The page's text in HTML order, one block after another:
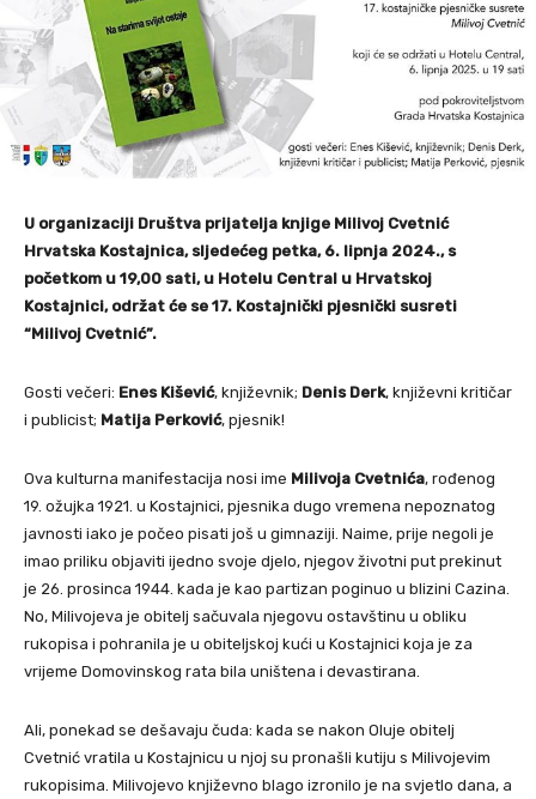
U organizaciji Društva prijatelja knjige Milivoj Cvetnić
Hrvatska Kostajnica, sljedećeg petka, 6. lipnja 2024., s
početkom u 19,00 sati, u Hotelu Central u Hrvatskoj
Kostajnici, održat će se 17. Kostajnički pjesnički susreti
“Milivoj Cvetnić”.
Gosti večeri: Enes Kišević, književnik; Denis Derk, književni kritičar
i publicist; Matija Perković, pjesnik!
Ova kulturna manifestacija nosi ime Milivoja Cvetnića, rođenog
19. ožujka 1921. u Kostajnici, pjesnika dugo vremena nepoznatog
javnosti iako je počeo pisati još u gimnaziji. Naime, prije negoli je
imao priliku objaviti ijedno svoje djelo, njegov životni put prekinut
je 26. prosinca 1944. kada je kao partizan poginuo u blizini Cazina.
No, Milivojeva je obitelj sačuvala njegovu ostavštinu u obliku
rukopisa i pohranila je u obiteljskoj kući u Kostajnici koja je za
vrijeme Domovinskog rata bila uništena i devastirana.
Ali, ponekad se dešavaju čuda: kada se nakon Oluje obitelj
Cvetnić vratila u Kostajnicu u njoj su pronašli kutiju s Milivojevim
rukopisima. Milivojevo književno blago izronilo je na svjetlo dana, a